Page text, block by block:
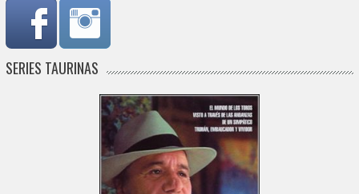
SERIES TAURINAS